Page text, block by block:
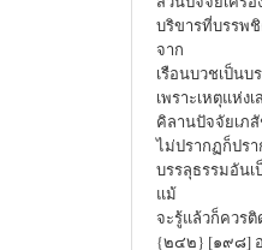
บริขารที่บรรพ
จาก
เรือนบวชเป็นบ
เพราะเหตุแห่ง
คิลานปัจจัยเภ
ไม่ปรากฏก็ปร
บรรลุธรรมอัน
แม้
จะรู้แล้วก็ควร
{๒๔๒} [๑๙๘] อ